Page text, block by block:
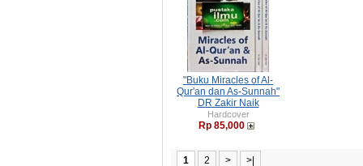
"Buku Miracles of Al-
Qur'an dan As-Sunnah"
DR Zakir Naik
Hardcover
Rp 85,000
1 2 > >|